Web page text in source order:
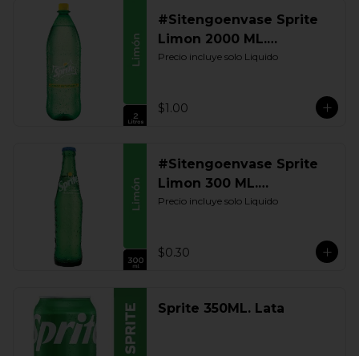
#Sitengoenvase Sprite
Limon 2000 ML.
Retornable
Precio incluye solo Liquido
$1.00
#Sitengoenvase Sprite
Limon 300 ML.
Retornable
Precio incluye solo Liquido
$0.30
Sprite 350ML. Lata